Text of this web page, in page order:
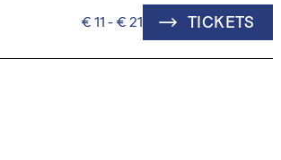
€ 11 - € 21 TICKETS